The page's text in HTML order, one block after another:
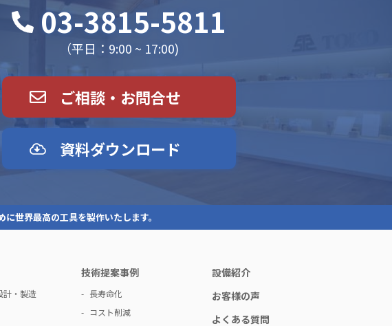
03-3815-5811
（平日：9:00 ~ 17:00)
ご相談・お問合せ
資料ダウンロード
世界最高の工具を製作いたします。
計・製造
技術提案事例
長寿命化
コスト削減
設備紹介
お客様の声
よくある質問